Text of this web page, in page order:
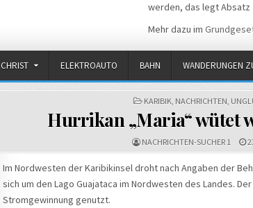
werden, das legt Absatz
Mehr dazu im
CHRIST ELEKTROAUTO BAHN WANDERUNGEN
POSTED
KARIBIK NACHRICHTEN
Hurrikan „Maria“ wütet
NACHRICHTEN-SUCHER 1
Im Nordwesten der Karibikinsel droht nach Angaben der
sich um den Lago Guajataca im Nordwesten des Landes.
Stromgewinnung genutzt.